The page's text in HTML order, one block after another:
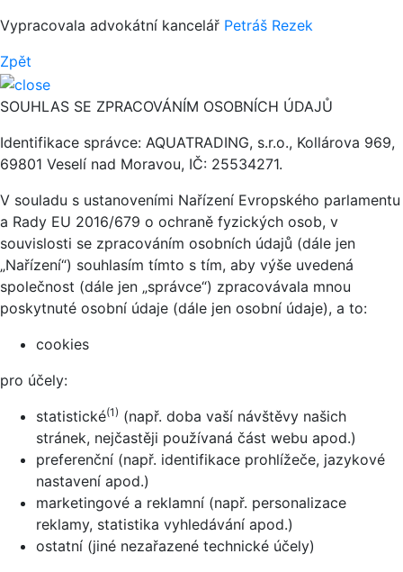
Vypracovala advokátní kancelář Petráš Rezek
Zpět
SOUHLAS SE ZPRACOVÁNÍM OSOBNÍCH ÚDAJŮ
Identifikace správce: AQUATRADING, s.r.o., Kollárova 969,
69801 Veselí nad Moravou, IČ: 25534271.
V souladu s ustanoveními Nařízení Evropského parlamentu
a Rady EU 2016/679 o ochraně fyzických osob, v
souvislosti se zpracováním osobních údajů (dále jen
„Nařízení“) souhlasím tímto s tím, aby výše uvedená
společnost (dále jen „správce“) zpracovávala mnou
poskytnuté osobní údaje (dále jen osobní údaje), a to:
cookies
pro účely:
statistické(1) (např. doba vaší návštěvy našich
stránek, nejčastěji používaná část webu apod.)
preferenční (např. identifikace prohlížeče, jazykové
nastavení apod.)
marketingové a reklamní (např. personalizace
reklamy, statistika vyhledávání apod.)
ostatní (jiné nezařazené technické účely)